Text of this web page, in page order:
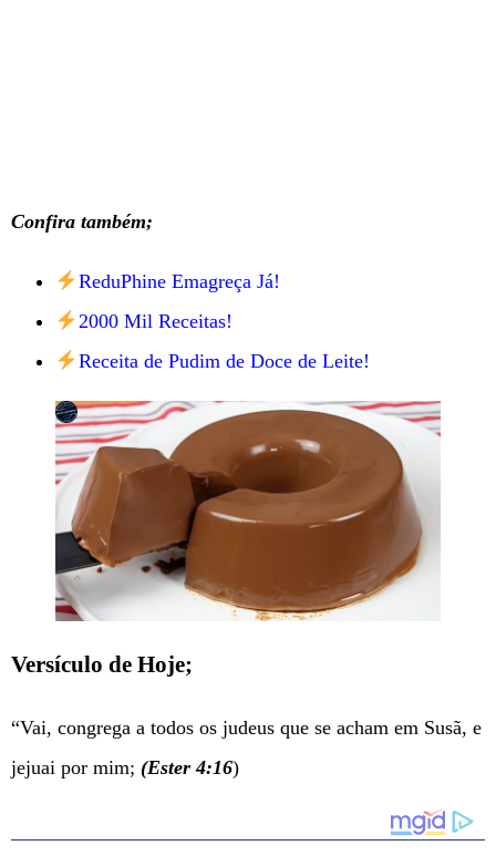
Confira também;
ReduPhine Emagreça Já!
2000 Mil Receitas!
Receita de Pudim de Doce de Leite!
Versículo de Hoje;
“Vai, congrega a todos os judeus que se acham em Susã, e
jejuai por mim; (Ester 4:16)